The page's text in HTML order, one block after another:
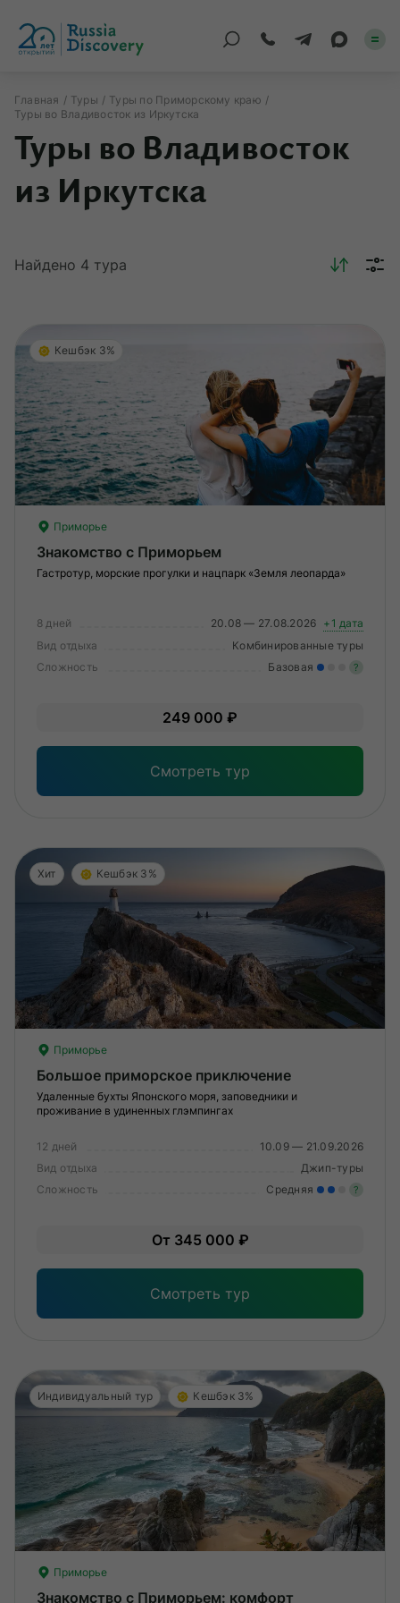
Корпоративные
О компании
Журнал
Сертификаты
Пн-Пт:10:00–20:00
11:00–20:00
Главная Туры
Туры по Приморскому краю
Туры во Владивосток из Иркутска
Туры во Владивосток
из Иркутска
Найдено 4 тура
Кешбэк 3%
Приморье
Знакомство с Приморьем
Гастротур, морские прогулки и нацпарк «Земля леопарда»
8 дней 20.08 — 27.08.2026 +1 дата
Вид отдыха
Комбинированные туры
Сложность
Базовая ?
249 000 ₽
Смотреть тур
Хит Кешбэк 3%
Приморье
Большое приморское приключение
Удаленные бухты Японского моря, заповедники и
проживание в удиненных глэмпингах
12 дней
10.09 — 21.09.2026
Вид отдыха
Джип-туры
Сложность
Средняя ?
От 345 000 ₽
Смотреть тур
Индивидуальный тур Кешбэк 3%
Приморье
Знакомство с Приморьем: комфорт